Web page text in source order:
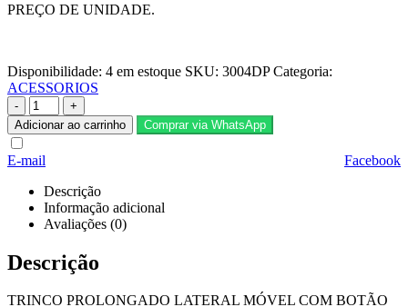
PREÇO DE UNIDADE.
Disponibilidade: 4 em estoque SKU: 3004DP Categoria:
ACESSORIOS
-
+
Adicionar ao carrinho
Comprar via WhatsApp
Facebook
E-mail
Descrição
Informação adicional
Avaliações (0)
Descrição
TRINCO PROLONGADO LATERAL MÓVEL COM BOTÃO